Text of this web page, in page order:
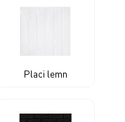
Placi lemn